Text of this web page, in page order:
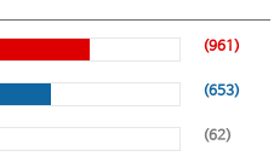
(961)
(653)
(62)